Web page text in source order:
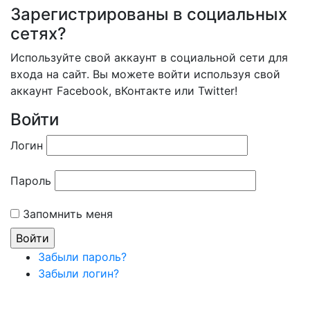
Зарегистрированы в социальных
сетях?
Используйте свой аккаунт в социальной сети для
входа на сайт. Вы можете войти используя свой
аккаунт Facebook, вКонтакте или Twitter!
Войти
Логин
Пароль
Запомнить меня
Забыли пароль?
Забыли логин?